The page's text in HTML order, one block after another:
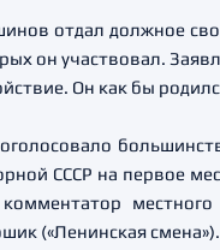
отдал должное
он участвовал.
Он как бы
СССР на первое
(«Ленинская смена»).